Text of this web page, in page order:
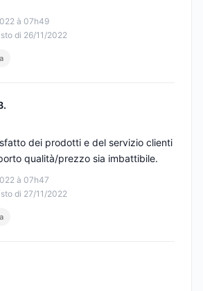
à 07h49
di 26/11/2022
à 07h47
di 27/11/2022
dei prodotti e del servizio clienti
qualità/prezzo sia imbattibile.